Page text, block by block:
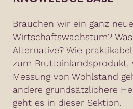
Brauchen wir ein ganz
Wirtschaftswachstum?
Alternative? Wie
zum Bruttoinlandsprodukt,
Messung von Wohlstand
andere grundsätzlichere
geht es in dieser Sektion.